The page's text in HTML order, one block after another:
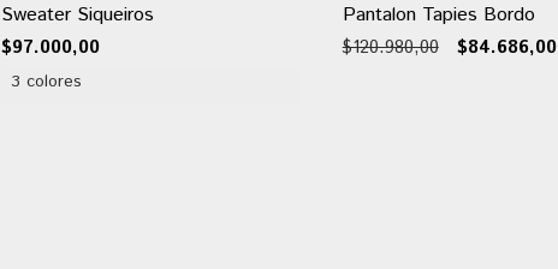
Sweater Siqueiros
$97.000,00
3 colores
Pantalon Tapies Bordo
$120.980,00 $84.686,00